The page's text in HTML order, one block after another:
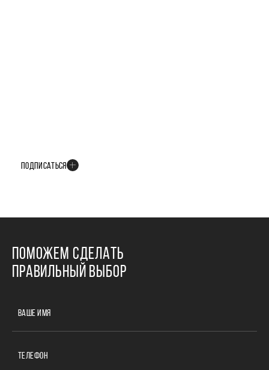
ПОДПИСАТЬСЯ
ПОМОЖЕМ СДЕЛАТЬ
ПРАВИЛЬНЫЙ ВЫБОР
ВАШЕ ИМЯ
ТЕЛЕФОН